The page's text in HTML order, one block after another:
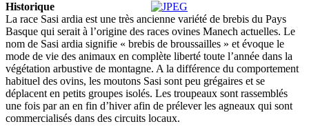
Historique
La race Sasi ardia est une très ancienne variété de brebis du Pays
Basque qui serait à l’origine des races ovines Manech actuelles. Le
nom de Sasi ardia signifie « brebis de broussailles » et évoque le
mode de vie des animaux en complète liberté toute l’année dans la
végétation arbustive de montagne. A la différence du comportement
habituel des ovins, les moutons Sasi sont peu grégaires et se
déplacent en petits groupes isolés. Les troupeaux sont rassemblés
une fois par an en fin d’hiver afin de prélever les agneaux qui sont
commercialisés dans des circuits locaux.